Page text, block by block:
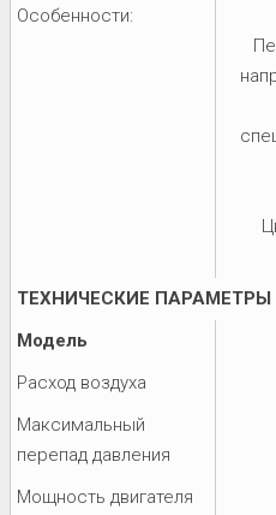
Особенности:
ТЕХНИЧЕСКИЕ ПАРАМЕТРЫ
Модель
Расход воздуха
Максимальный
перепад давления
Мощность двигателя